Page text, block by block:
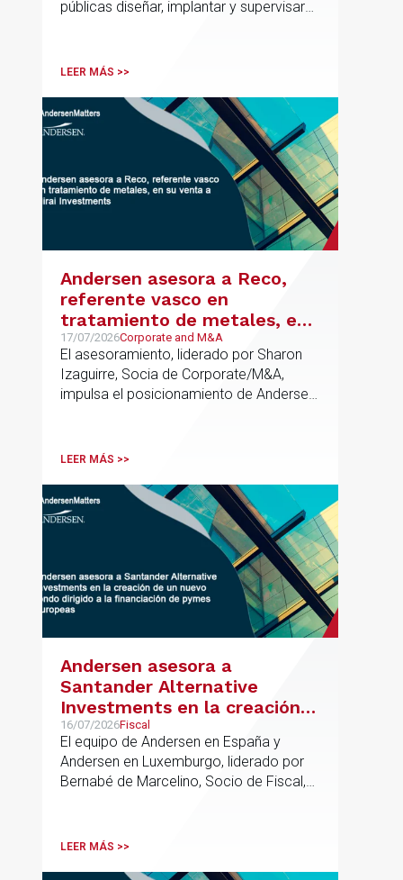
públicas diseñar, implantar y supervisar
cumplimiento normativo desde el origen.
metodología propia de gestión de
riesgos de IA y se alinea con la
estrategia española de IA soberana
articulada en torno a ALIA.
LEER MÁS >>
Andersen asesora a Reco,
referente vasco en
tratamiento de metales, en
su venta a Mirai Investments
17/07/2026Corporate and M&A
El asesoramiento, liderado por Sharon
Izaguirre, Socia de Corporate/M&A,
impulsa el posicionamiento de Andersen
procesos estratégicos de M&A
LEER MÁS >>
Andersen asesora a
Santander Alternative
Investments en la creación
de un nuevo fondo dirigido a
la financiación de pymes
europeas
16/07/2026Fiscal
El equipo de Andersen en España y
Andersen en Luxemburgo, liderado por
Bernabé de Marcelino, Socio de Fiscal,
formación del fondo, hasta el primer
LEER MÁS >>